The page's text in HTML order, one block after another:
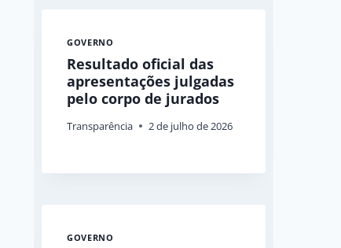
GOVERNO
Resultado oficial das
apresentações julgadas
pelo corpo de jurados
Transparência 2 de julho de 2026
GOVERNO